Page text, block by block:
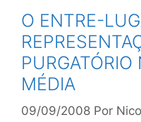
O ENTRE-
PURGATÓRIO
MÉDIA
09/09/2008 Por